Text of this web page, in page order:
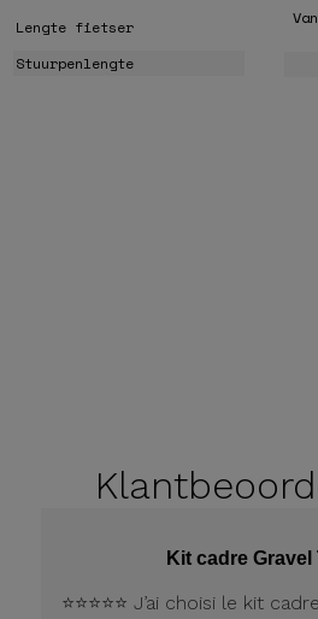
Lengte fietser
Stuurpenlengte
Kit cadre Gravel
⭐️⭐️⭐️⭐️⭐️ J’ai choisi le kit